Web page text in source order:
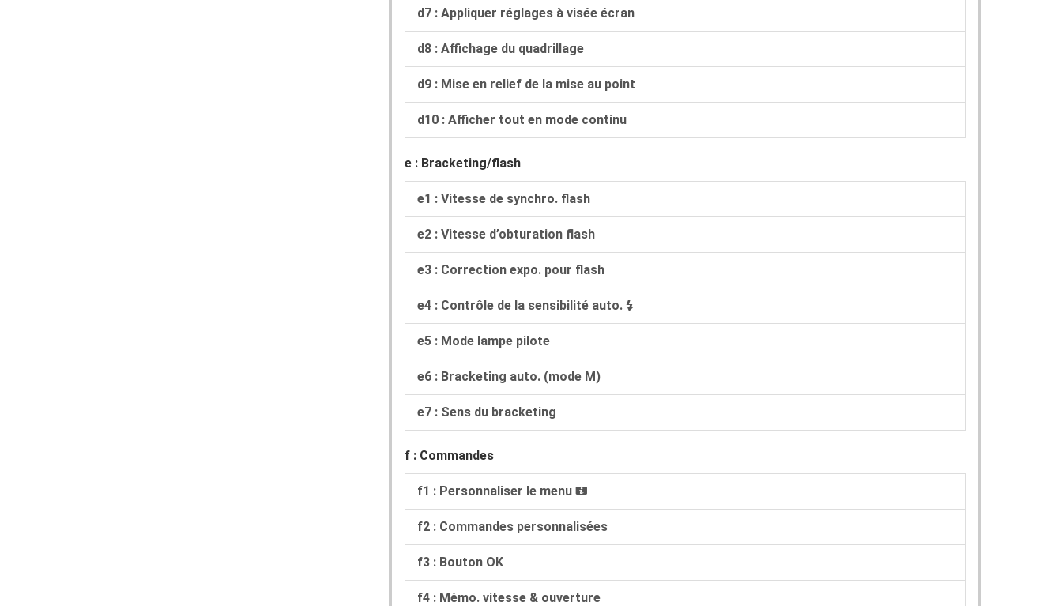
d7 : Appliquer réglages à visée écran
d8 : Affichage du quadrillage
d9 : Mise en relief de la mise au point
d10 : Afficher tout en mode continu
e : Bracketing/flash
e1 : Vitesse de synchro. flash
e2 : Vitesse d’obturation flash
e3 : Correction expo. pour flash
e4 : Contrôle de la sensibilité auto. c
e5 : Mode lampe pilote
e6 : Bracketing auto. (mode M)
e7 : Sens du bracketing
f : Commandes
f1 : Personnaliser le menu i
f2 : Commandes personnalisées
f3 : Bouton OK
f4 : Mémo. vitesse & ouverture